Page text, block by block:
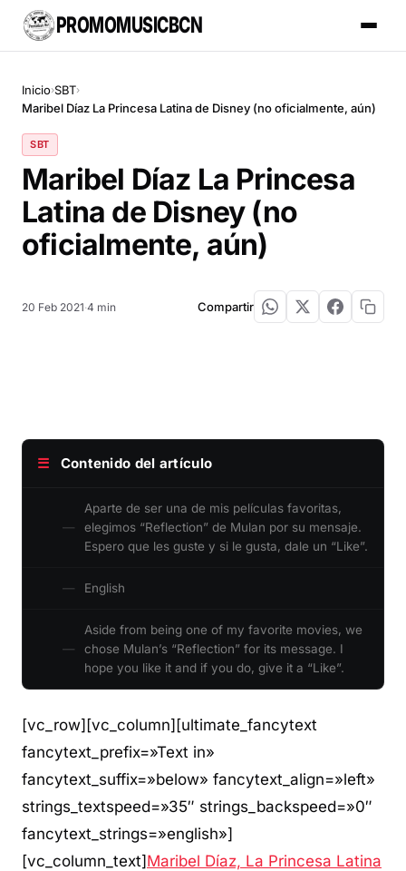
PROMOMUSICBCN
Inicio›SBT›
Maribel Díaz La Princesa Latina de Disney (no oficialmente, aún)
SBT
Maribel Díaz La Princesa
Latina de Disney (no
oficialmente, aún)
20 Feb 2021·4 min Compartir
☰ Contenido del artículo
Aparte de ser una de mis películas favoritas,
elegimos “Reflection” de Mulan por su mensaje.
Espero que les guste y si le gusta, dale un “Like”.
English
Aside from being one of my favorite movies, we
chose Mulan’s “Reflection” for its message. I
hope you like it and if you do, give it a “Like”.
[vc_row][vc_column][ultimate_fancytext
fancytext_prefix=»Text in»
fancytext_suffix=»below» fancytext_align=»left»
strings_textspeed=»35″ strings_backspeed=»0″
fancytext_strings=»english»]
[vc_column_text] Maribel Díaz, La Princesa Latina